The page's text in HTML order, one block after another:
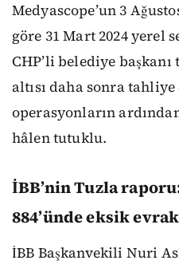
Medyascope’un 3
göre 31 Mart 2024 yerel
CHP’li belediye
altısı daha sonra
operasyonların
hâlen tutuklu.
İBB’nin Tuzla
884’ünde eksik evrak
İBB Başkanvekili Nuri